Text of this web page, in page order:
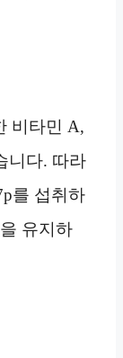
비타민 A,
니다. 따라
를 섭취하
유지하